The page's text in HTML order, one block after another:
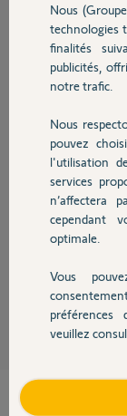
Sécurité
Domotique
Chauffage
Autres
Devis avec
Contact
Merci d'avance,
John
il y a plus
Oui ils sont tous
Charly
Nous
technologies
finalités
publicités,
notre trafic.
Nous
pouvez
l'utilisation
services
n’affectera
cependant
optimale.
Vous
préférences
veuillez